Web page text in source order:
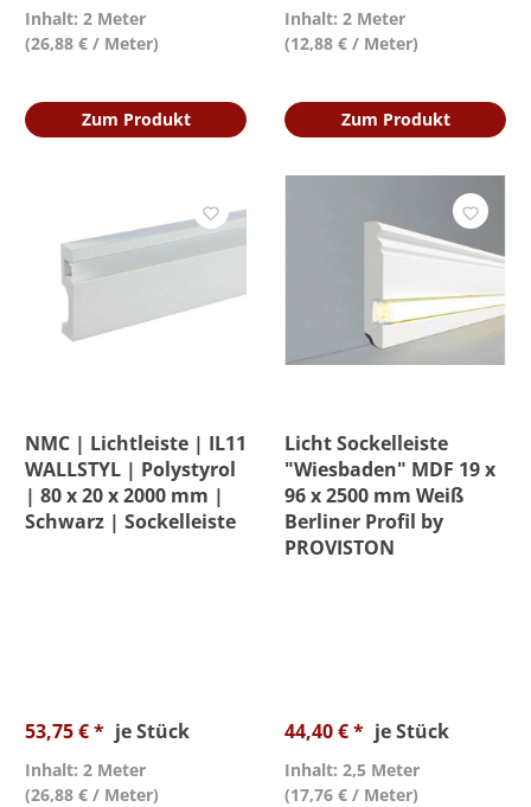
Inhalt: 2 Meter
(26,88 € / Meter)
Zum Produkt
Inhalt: 2 Meter
(12,88 € / Meter)
Zum Produkt
NMC | Lichtleiste | IL11
WALLSTYL | Polystyrol
| 80 x 20 x 2000 mm |
Schwarz | Sockelleiste
53,75 € * je Stück
Inhalt: 2 Meter
(26,88 € / Meter)
Licht Sockelleiste
"Wiesbaden" MDF 19 x
96 x 2500 mm Weiß
Berliner Profil by
PROVISTON
44,40 € * je Stück
Inhalt: 2,5 Meter
(17,76 € / Meter)